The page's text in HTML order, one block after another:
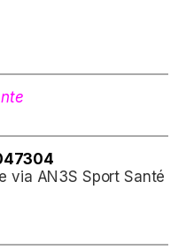
via AN3S Sport Santé